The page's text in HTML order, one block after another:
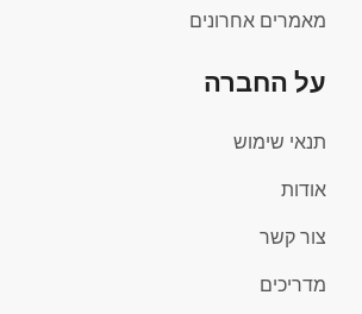
מאמרים אחרונים
על החברה
תנאי שימוש
אודות
צור קשר
מדריכים